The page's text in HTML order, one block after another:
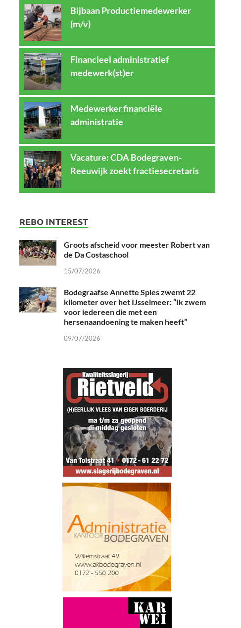
Bijbaan Productiemedewerker
(m/v)
Financieel administratief
medewerk(st)er
Medewerker financiële
administratie
Vacature: CDA Bodegraven-
Reeuwijk zoekt fractiesecretaris
REBO INTEREST
Groots afscheid voor meester Robert van
de Da Costaschool
15/07/2026
Bodegraafse Annette Spies zwemt 22
kilometer over het IJsselmeer: “Ik zwem
voor iedereen die met een
hersenaandoening te maken heeft”
09/07/2026